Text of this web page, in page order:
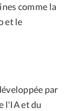
comme la
et le
par
l'IA et du